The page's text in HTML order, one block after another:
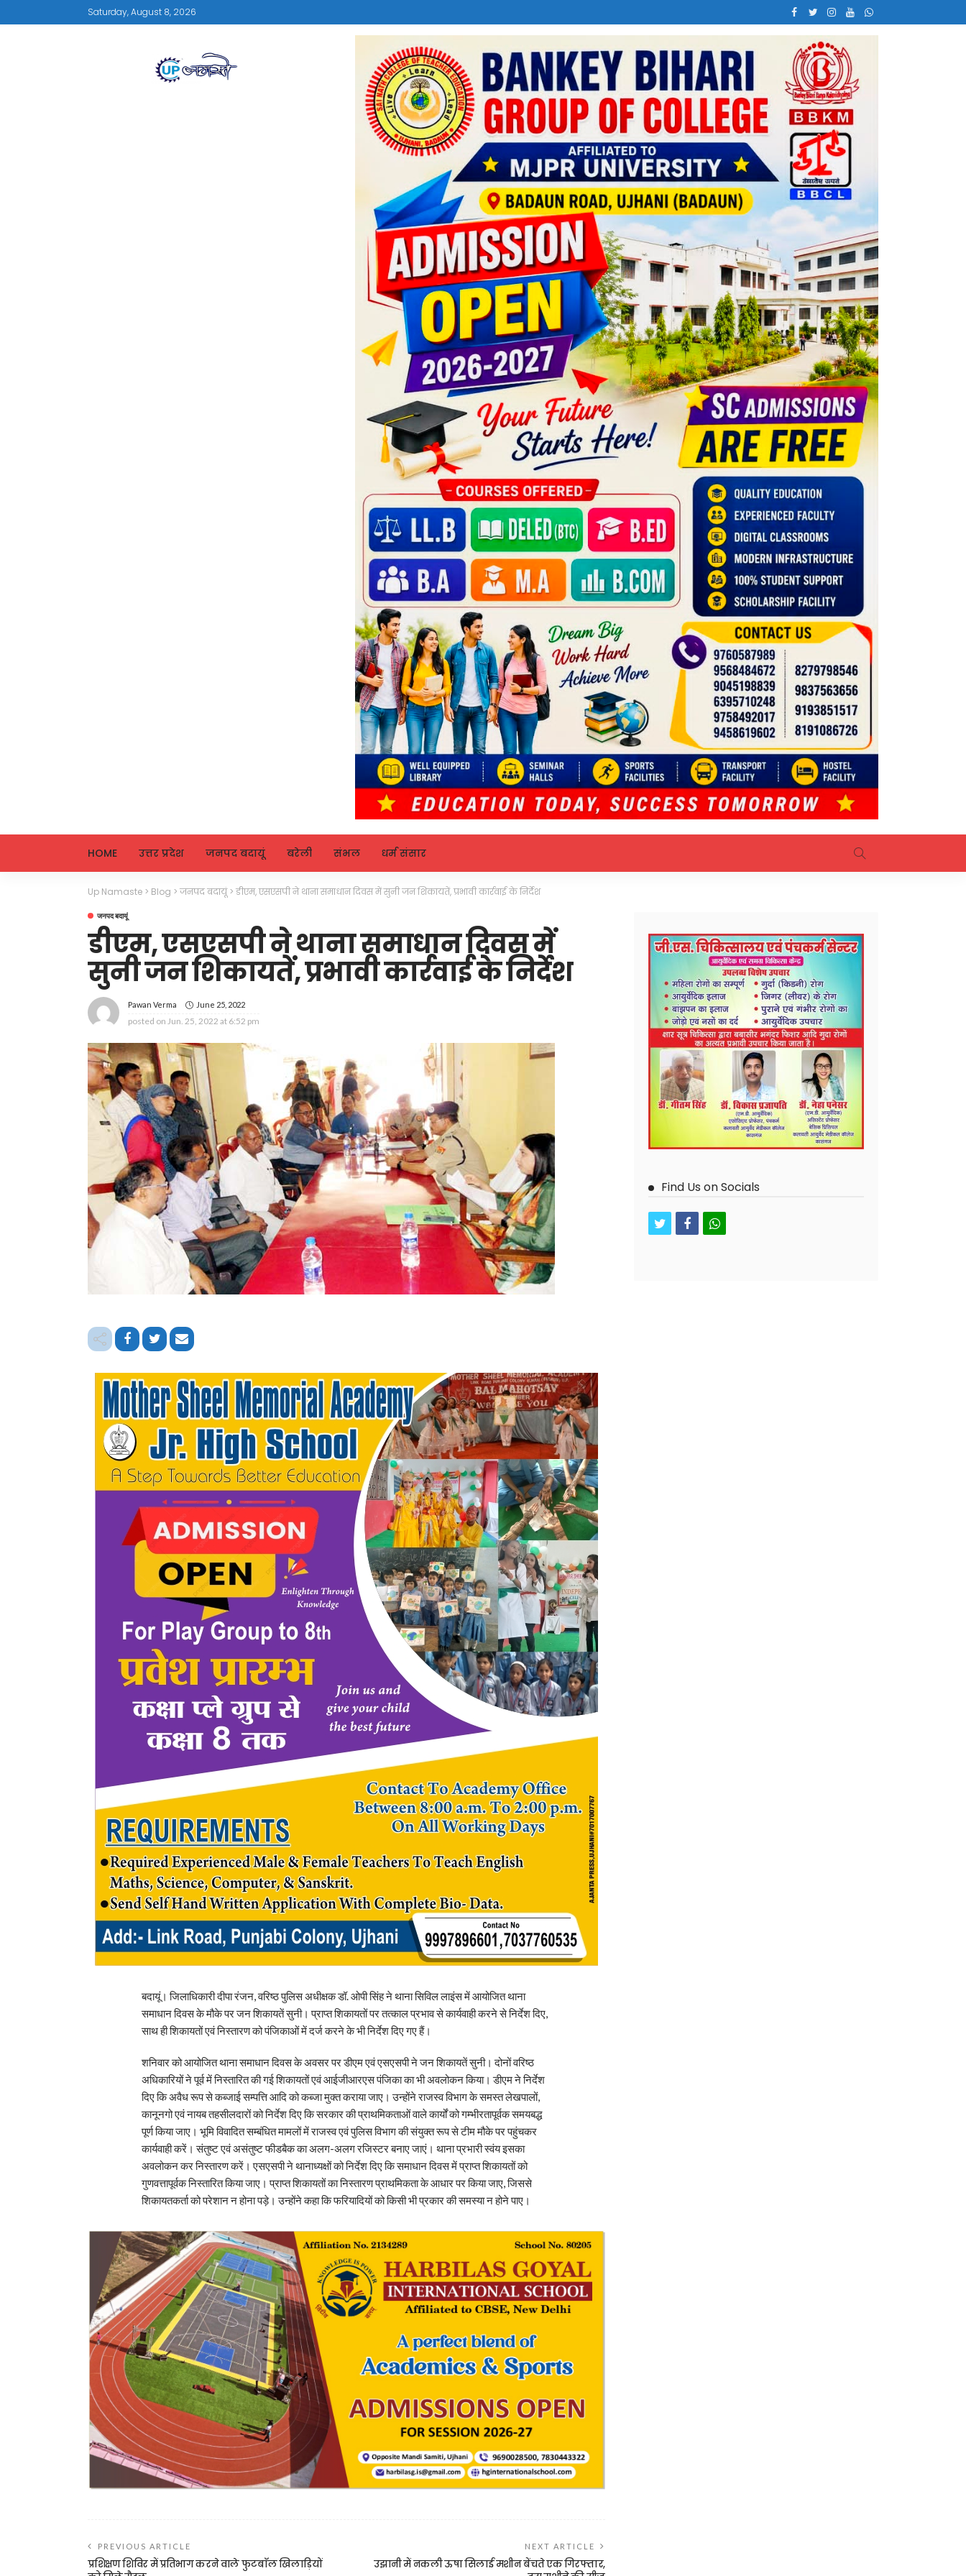
Saturday, August 8, 2026
HOME उत्तर प्रदेश जनपद बदायूं बरेली संभल धर्म संसार
Up Namaste > Blog > जनपद बदायूं> डीएम, एसएसपी ने थाना समाधान दिवस में सुनी जन शिकायतें, प्रभावी कार्रवाई के निर्देश
जनपद बदायूं
डीएम, एसएसपी ने थाना समाधान दिवस में
सुनी जन शिकायतें, प्रभावी कार्रवाई के निर्देश
Pawan Verma June 25, 2022
posted on Jun. 25, 2022 at 6:52 pm
बदायूं। जिलाधिकारी दीपा रंजन, वरिष्ठ पुलिस अधीक्षक डॉ. ओपी सिंह ने थाना सिविल लाइंस में आयोजित थाना
समाधान दिवस के मौके पर जन शिकायतें सुनी। प्राप्त शिकायतों पर तत्काल प्रभाव से कार्यवाही करने से निर्देश दिए,
साथ ही शिकायतों एवं निस्तारण को पंजिकाओं में दर्ज करने के भी निर्देश दिए गए हैं।
शनिवार को आयोजित थाना समाधान दिवस के अवसर पर डीएम एवं एसएसपी ने जन शिकायतें सुनी। दोनों वरिष्ठ
अधिकारियों ने पूर्व में निस्तारित की गई शिकायतों एवं आईजीआरएस पंजिका का भी अवलोकन किया। डीएम ने निर्देश
दिए कि अवैध रूप से कब्जाई सम्पत्ति आदि को कब्जा मुक्त कराया जाए। उन्होंने राजस्व विभाग के समस्त लेखपालों,
कानूनगो एवं नायब तहसीलदारों को निर्देश दिए कि सरकार की प्राथमिकताओं वाले कार्यों को गम्भीरतापूर्वक समयबद्ध
पूर्ण किया जाए। भूमि विवादित सम्बंधित मामलों में राजस्व एवं पुलिस विभाग की संयुक्त रूप से टीम मौके पर पहुंचकर
कार्यवाही करें। संतुष्ट एवं असंतुष्ट फीडबैक का अलग-अलग रजिस्टर बनाए जाएं। थाना प्रभारी स्वंय इसका
अवलोकन कर निस्तारण करें। एसएसपी ने थानाध्यक्षों को निर्देश दिए कि समाधान दिवस में प्राप्त शिकायतों को
गुणवत्तापूर्वक निस्तारित किया जाए। प्राप्त शिकायतों का निस्तारण प्राथमिकता के आधार पर किया जाए, जिससे
शिकायतकर्ता को परेशान न होना पड़े। उन्होंने कहा कि फरियादियों को किसी भी प्रकार की समस्या न होने पाए।
PREVIOUS ARTICLE
प्रशिक्षण शिविर में प्रतिभाग करने वाले फुटबाॅल खिलाड़ियों
NEXT ARTICLE
उझानी में नकली ऊषा सिलाई मशीन बेंचते एक गिरफ्तार,
Find Us on Socials
twitterfacebookwhatsapp